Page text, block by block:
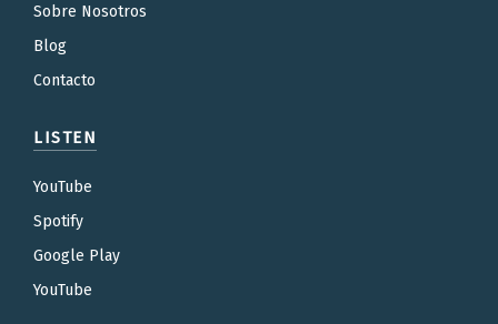
Sobre Nosotros
Blog
Contacto
LISTEN
YouTube
Spotify
Google Play
YouTube